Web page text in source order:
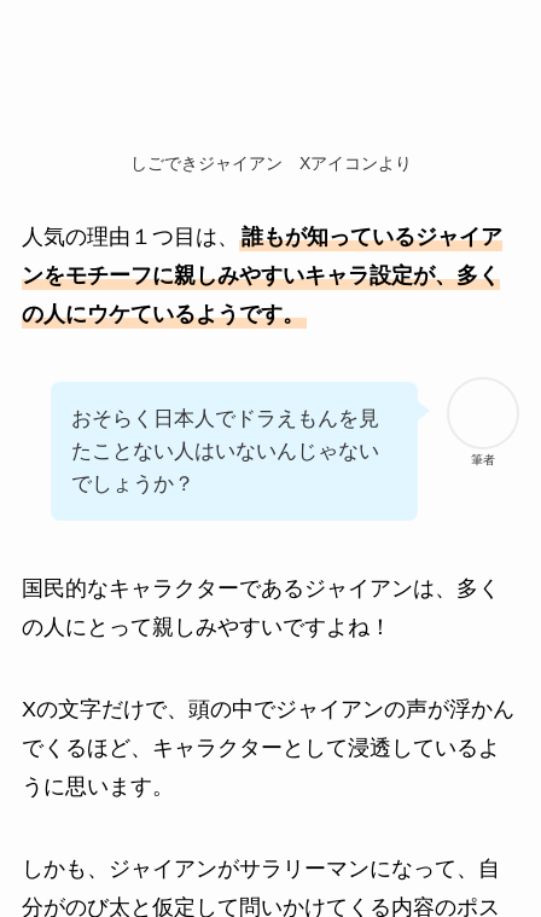
しごできジャイアン Xアイコンより
人気の理由１つ目は、 誰もが知っているジャイア
ンをモチーフに親しみやすいキャラ設定が、多く
の人にウケているようです。
筆者
おそらく日本人でドラえもんを見
たことない人はいないんじゃない
でしょうか？
国民的なキャラクターであるジャイアンは、多く
の人にとって親しみやすいですよね！
Xの文字だけで、頭の中でジャイアンの声が浮かん
でくるほど、キャラクターとして浸透しているよ
うに思います。
しかも、ジャイアンがサラリーマンになって、自
分がのび太と仮定して問いかけてくる内容のポス